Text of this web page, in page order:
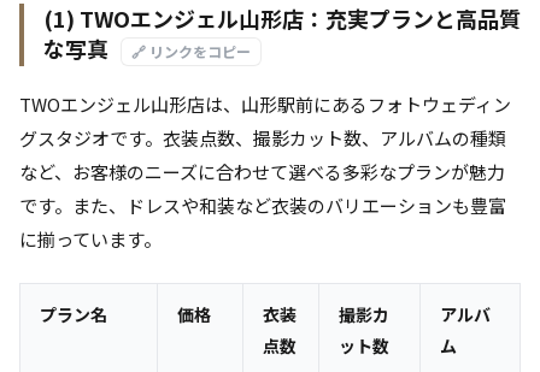
(1) TWOエンジェル山形店：充実プランと高品質
な写真
🔗 リンクをコピー
TWOエンジェル山形店は、山形駅前にあるフォトウェディン
グスタジオです。衣装点数、撮影カット数、アルバムの種類
など、お客様のニーズに合わせて選べる多彩なプランが魅力
です。また、ドレスや和装など衣装のバリエーションも豊富
に揃っています。
プラン名 価格
衣装
点数
撮影カ
ット数
アルバ
ム